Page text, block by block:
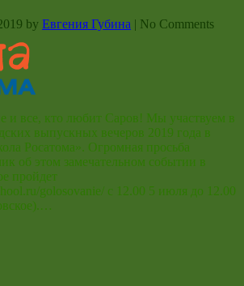
by Евгения Губина | No Comments
и все, кто любит Саров! Мы участвуем в
выпускных вечеров 2019 года в
Росатома». Огромная просьба
об этом замечательном событии в
пройдет
golosovanie/ с 12.00 5 июля до 12.00